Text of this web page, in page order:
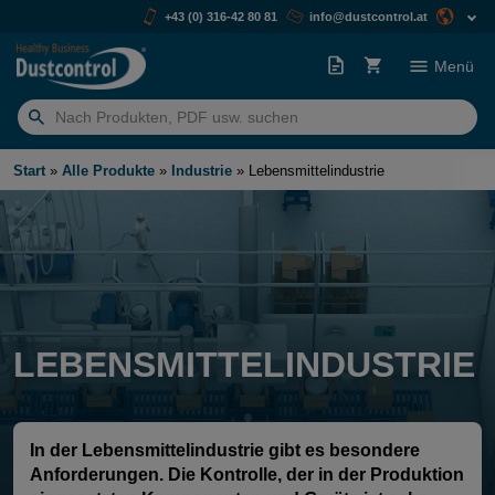
+43 (0) 316-42 80 81 info@dustcontrol.at
Suchen
nach:
Menü
Start » Alle Produkte » Industrie » Lebensmittelindustrie
LEBENSMITTELINDUSTRIE
In der Lebensmittelindustrie gibt es besondere
Anforderungen. Die Kontrolle, der in der Produktion